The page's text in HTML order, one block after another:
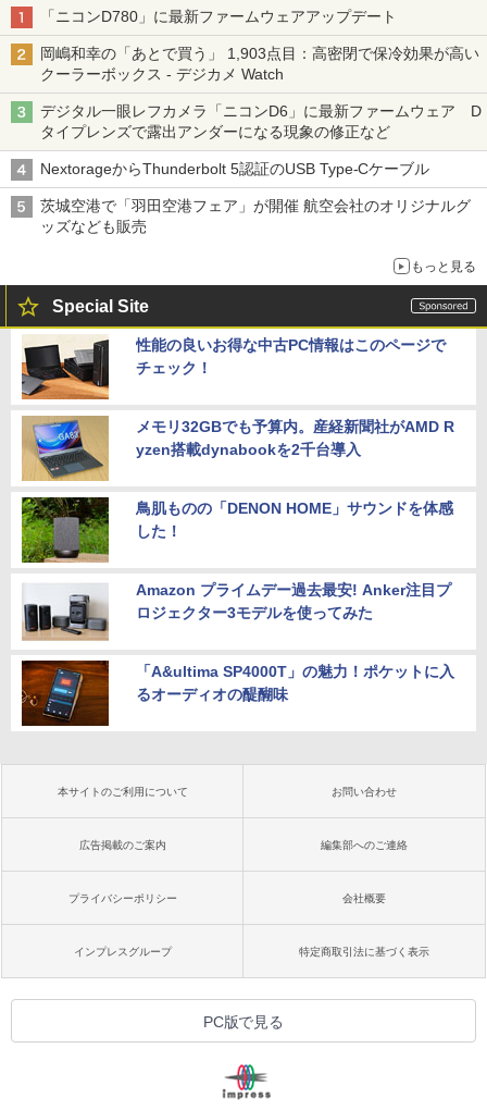
「ニコンD780」に最新ファームウェアアップデート
岡嶋和幸の「あとで買う」 1,903点目：高密閉で保冷効果が高い
クーラーボックス - デジカメ Watch
デジタル一眼レフカメラ「ニコンD6」に最新ファームウェア D
タイプレンズで露出アンダーになる現象の修正など
NextorageからThunderbolt 5認証のUSB Type-Cケーブル
茨城空港で「羽田空港フェア」が開催 航空会社のオリジナルグ
ッズなども販売
もっと見る
Special Site
性能の良いお得な中古PC情報はこのページで
チェック！
メモリ32GBでも予算内。産経新聞社がAMD R
yzen搭載dynabookを2千台導入
鳥肌ものの「DENON HOME」サウンドを体感
した！
Amazon プライムデー過去最安! Anker注目プ
ロジェクター3モデルを使ってみた
「A&ultima SP4000T」の魅力！ポケットに入
るオーディオの醍醐味
本サイトのご利用について お問い合わせ
広告掲載のご案内 編集部へのご連絡
プライバシーポリシー 会社概要
インプレスグループ 特定商取引法に基づく表示
PC版で見る